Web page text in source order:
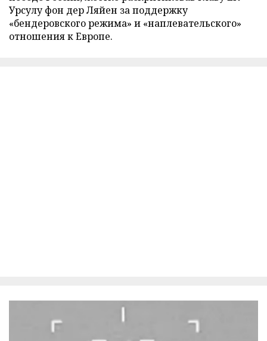
Урсулу фон дер Ляйен за поддержку
«бендеровского режима» и «наплевательского»
отношения к Европе.